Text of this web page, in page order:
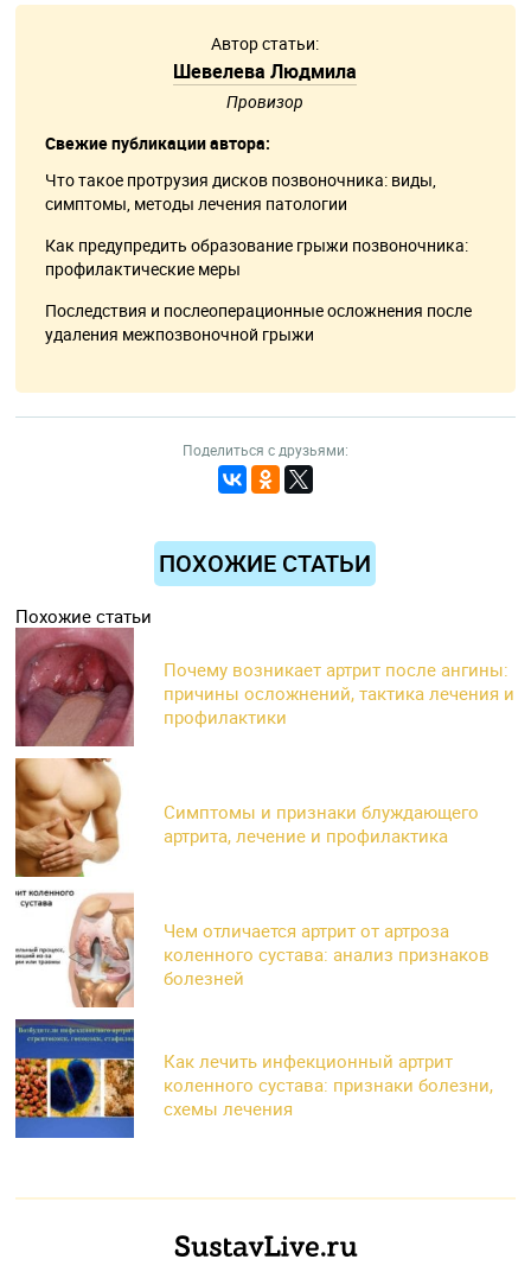
Автор статьи:
Шевелева Людмила
Провизор
Свежие публикации автора:
Что такое протрузия дисков позвоночника: виды,
симптомы, методы лечения патологии
Как предупредить образование грыжи позвоночника:
профилактические меры
Последствия и послеоперационные осложнения после
удаления межпозвоночной грыжи
Поделиться с друзьями:
ПОХОЖИЕ СТАТЬИ
Похожие статьи
Почему возникает артрит после ангины:
причины осложнений, тактика лечения и
профилактики
Симптомы и признаки блуждающего
артрита, лечение и профилактика
Чем отличается артрит от артроза
коленного сустава: анализ признаков
болезней
Как лечить инфекционный артрит
коленного сустава: признаки болезни,
схемы лечения